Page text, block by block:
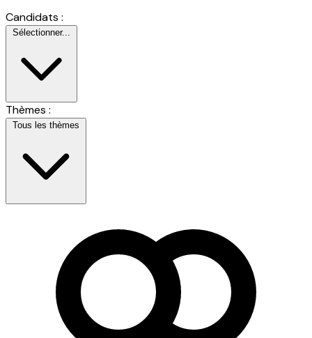
Candidats :
Sélectionner...
Thèmes :
Tous les thèmes